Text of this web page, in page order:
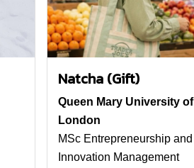
Natcha (Gift)
Queen Mary University of
London
MSc Entrepreneurship and
Innovation Management